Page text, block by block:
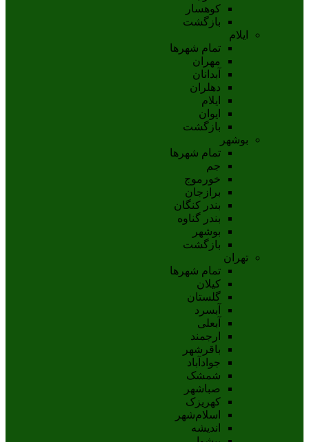
کوهسار
بازگشت
ایلام
تمام شهر‌ها
مهران
آبدانان
دهلران
ايلام
ايوان
بازگشت
بوشهر
تمام شهر‌ها
جم
خورموج
برازجان
بندر کنگان
بندر گناوه
بوشهر
بازگشت
تهران
تمام شهر‌ها
کیلان
گلستان
آبسرد
آبعلی
ارجمند
باقرشهر
جوادآباد
شمشک
صباشهر
کهریزک
اسلام‌شهر
اندیشه